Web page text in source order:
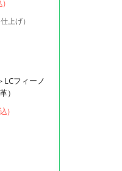
)
上げ）
LCフィーノ
）
)